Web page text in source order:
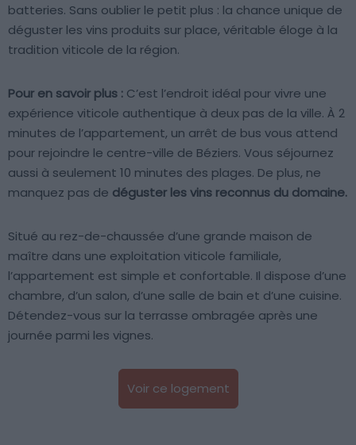
batteries. Sans oublier le petit plus : la chance unique de
déguster les vins produits sur place, véritable éloge à la
tradition viticole de la région.
Pour en savoir plus : C’est l’endroit idéal pour vivre une
expérience viticole authentique à deux pas de la ville. À 2
minutes de l’appartement, un arrêt de bus vous attend
pour rejoindre le centre-ville de Béziers. Vous séjournez
aussi à seulement 10 minutes des plages. De plus, ne
manquez pas de déguster les vins reconnus du domaine.
Situé au rez-de-chaussée d’une grande maison de
maître dans une exploitation viticole familiale,
l’appartement est simple et confortable. Il dispose d’une
chambre, d’un salon, d’une salle de bain et d’une cuisine.
Détendez-vous sur la terrasse ombragée après une
journée parmi les vignes.
Voir ce logement